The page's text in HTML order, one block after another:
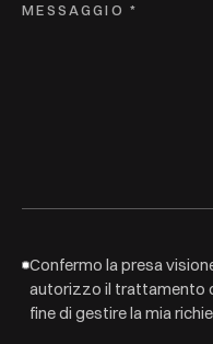
MESSAGGIO *
Confermo la presa
autorizzo il trattamento
fine di gestire la mia